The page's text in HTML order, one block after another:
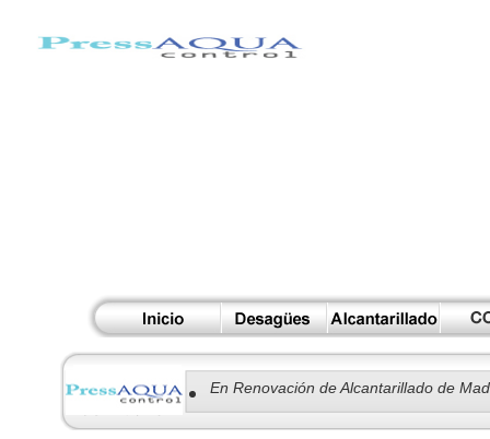
En Renovación de Alcantarillado de
profesionales. ! Compruebelo !